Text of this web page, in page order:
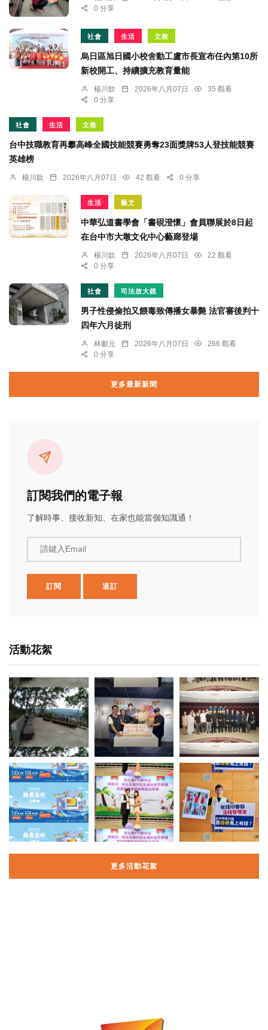
0 分享
社會 生活 文教
烏日區旭日國小校舍動工盧市長宣布任內第10所
新校開工、持續擴充教育量能
楊川欽 2026年八月07日
35 觀看
0 分享
社會 生活 文教
台中技職教育再攀高峰全國技能競賽勇奪23面獎牌53人登技能競賽
英雄榜
楊川欽 2026年八月07日 42 觀看 0 分享
生活 藝文
中華弘道書學會「書硯澄懷」會員聯展於8日起
在台中市大墩文化中心藝廊登場
楊川欽 2026年八月07日
22 觀看
0 分享
社會 司法放大鏡
男子性侵偷拍又餵毒致傳播女暴斃 法官審後判十
四年六月徒刑
林獻元 2026年八月07日
266 觀看
0 分享
更多最新新聞
訂閱我們的電子報
了解時事、接收新知、在家也能當個知識通！
請鍵入Email
訂閱 退訂
活動花絮
更多活動花絮